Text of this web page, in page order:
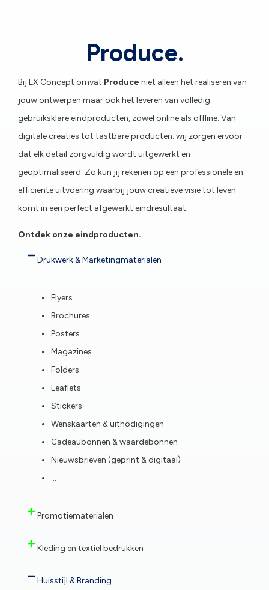
Produce.
Bij LX Concept omvat Produce niet alleen het realiseren van
jouw ontwerpen maar ook het leveren van volledig
gebruiksklare eindproducten, zowel online als offline. Van
digitale creaties tot tastbare producten: wij zorgen ervoor
dat elk detail zorgvuldig wordt uitgewerkt en
geoptimaliseerd. Zo kun jij rekenen op een professionele en
efficiënte uitvoering waarbij jouw creatieve visie tot leven
komt in een perfect afgewerkt eindresultaat.
Ontdek onze eindproducten.
Drukwerk & Marketingmaterialen
Flyers
Brochures
Posters
Magazines
Folders
Leaflets
Stickers
Wenskaarten & uitnodigingen
Cadeaubonnen & waardebonnen
Nieuwsbrieven (geprint & digitaal)
…
Promotiematerialen
Kleding en textiel bedrukken
Huisstijl & Branding